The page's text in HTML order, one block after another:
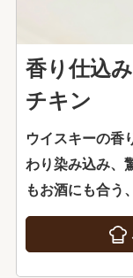
香り仕込
チキン
ウイスキーの香
わり染み込み、
もお酒にも合う